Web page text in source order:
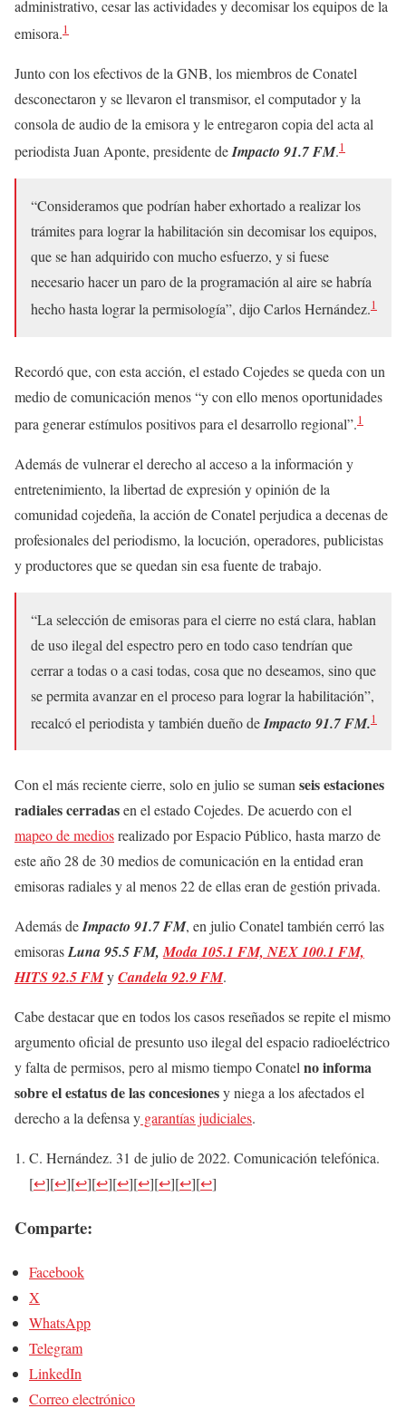
administrativo, cesar las actividades y decomisar los equipos de la
emisora.1
Junto con los efectivos de la GNB, los miembros de Conatel
desconectaron y se llevaron el transmisor, el computador y la
consola de audio de la emisora y le entregaron copia del acta al
periodista Juan Aponte, presidente deImpacto 91.7 FM.1
“Consideramos que podrían haber exhortado a realizar los
trámites para lograr la habilitación sin decomisar los equipos,
que se han adquirido con mucho esfuerzo, y si fuese
necesario hacer un paro de la programación al aire se habría
hecho hasta lograr la permisología”, dijo Carlos Hernández.1
Recordó que, con esta acción, el estado Cojedes se queda con un
medio de comunicación menos “y con ello menos oportunidades
para generar estímulos positivos para el desarrollo regional”.1
Además de vulnerar el derecho al acceso a la información y
entretenimiento, la libertad de expresión y opinión de la
comunidad cojedeña, la acción de Conatel perjudica a decenas de
profesionales del periodismo, la locución, operadores, publicistas
y productores que se quedan sin esa fuente de trabajo.
“La selección de emisoras para el cierre no está clara, hablan
de uso ilegal del espectro pero en todo caso tendrían que
cerrar a todas o a casi todas, cosa que no deseamos, sino que
se permita avanzar en el proceso para lograr la habilitación”,
recalcó el periodista y también dueño deImpacto 91.7 FM.1
Con el más reciente cierre, solo en julio se sumanseis estaciones
radiales cerradasen el estado Cojedes. De acuerdo con el
mapeo de mediosrealizado por Espacio Público, hasta marzo de
este año 28 de 30 medios de comunicación en la entidad eran
emisoras radiales y al menos 22 de ellas eran de gestión privada.
Además deImpacto 91.7 FM, en julio Conatel también cerró las
emisorasLuna 95.5 FM,Moda 105.1 FM, NEX 100.1 FM,
HITS 92.5 FMyCandela 92.9 FM.
Cabe destacar que en todos los casos reseñados se repite el mismo
argumento oficial de presunto uso ilegal del espacio radioeléctrico
y falta de permisos, pero al mismo tiempo Conatelno informa
sobre el estatus de las concesionesy niega a los afectados el
derecho a la defensa y garantías judiciales.
C. Hernández. 31 de julio de 2022. Comunicación telefónica.
[↩][↩][↩][↩][↩][↩][↩][↩][↩]
Comparte:
Facebook
X
WhatsApp
Telegram
LinkedIn
Correo electrónico